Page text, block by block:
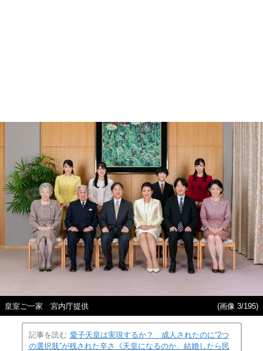
皇室ご一家 宮内庁提供 (画像 3/195)
記事を読む 愛子天皇は実現するか？ 成人されたのに“2つ
の選択肢”が残された辛さ《天皇になるのか、結婚したら民